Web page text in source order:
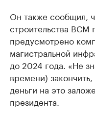
Он также сообщил,
строительства ВСМ
предусмотрено
магистральной
до 2024 года. «Не
времени)
деньги на это
президента.